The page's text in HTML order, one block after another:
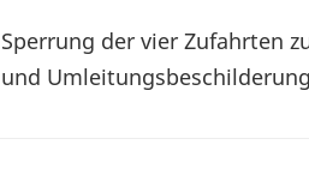
Sperrung der vier Zufahrten
und Umleitungsbeschilderung